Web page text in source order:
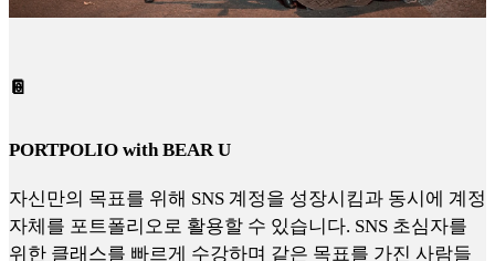
📔
PORTPOLIO with BEAR U
자신만의 목표를 위해 SNS 계정을 성장시킴과 동시에 계정
자체를 포트폴리오로 활용할 수 있습니다. SNS 초심자를
위한 클래스를 빠르게 수강하며 같은 목표를 가진 사람들